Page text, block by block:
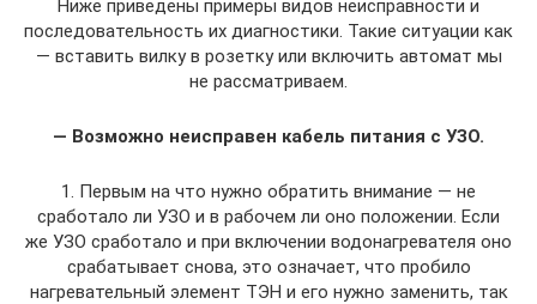
Ниже приведены примеры видов неисправности и
последовательность их диагностики. Такие ситуации как
— вставить вилку в розетку или включить автомат мы
не рассматриваем.
— Возможно неисправен кабель питания с УЗО.
1. Первым на что нужно обратить внимание — не
сработало ли УЗО и в рабочем ли оно положении. Если
же УЗО сработало и при включении водонагревателя оно
срабатывает снова, это означает, что пробило
нагревательный элемент ТЭН и его нужно заменить, так